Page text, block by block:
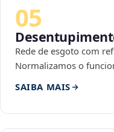
05
Rede de esgoto com
Normalizamos o
SAIBA MAIS